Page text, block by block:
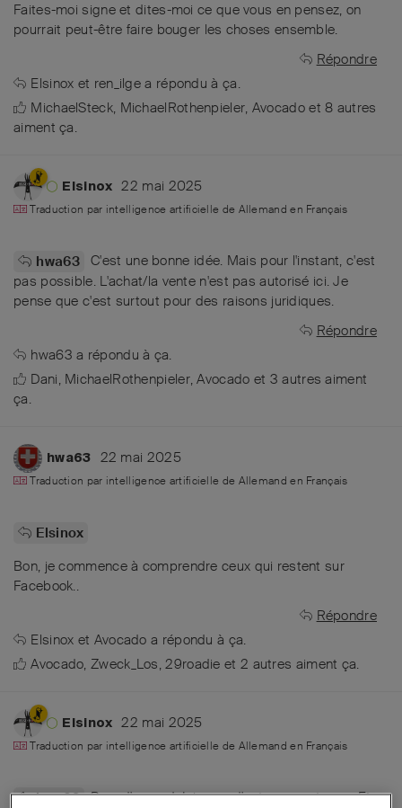
Faites-moi signe et dites-moi ce que vous en pensez, on
pourrait peut-être faire bouger les choses ensemble.
Répondre
Elsinox et ren_ilge a répondu à ça.
MichaelSteck, MichaelRothenpieler, Avocadoet8 autres
aiment ça.
Elsinox 22 mai 2025
Traduction par intelligence artificielle de Allemand en Français
hwa63
C'est une bonne idée. Mais pour l'instant, c'est
pas possible. L'achat/la vente n'est pas autorisé ici. Je
pense que c'est surtout pour des raisons juridiques.
Répondre
hwa63 a répondu à ça.
Dani, MichaelRothenpieler,Avocado et 3 autres aiment
ça.
hwa63 22 mai 2025
Traduction par intelligence artificielle de Allemand en Français
Elsinox
Bon, je commence à comprendre ceux qui restent sur
Facebook..
Répondre
Elsinox et Avocado a répondu à ça.
Avocado,Zweck_Los,29roadie et 2 autres aiment ça.
Elsinox 22 mai 2025
Traduction par intelligence artificielle de Allemand en Français
hwa63 Bon, d'accord. Ici, ça a d'autres avantages. Et